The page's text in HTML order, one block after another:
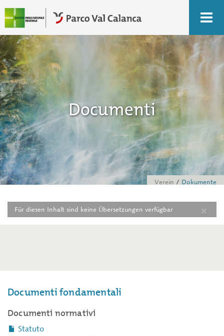
Documenti
Verein Dokumente
Für diesen Inhalt sind keine Übersetzungen verfügbar
Documenti fondamentali
Documenti normativi
Statuto